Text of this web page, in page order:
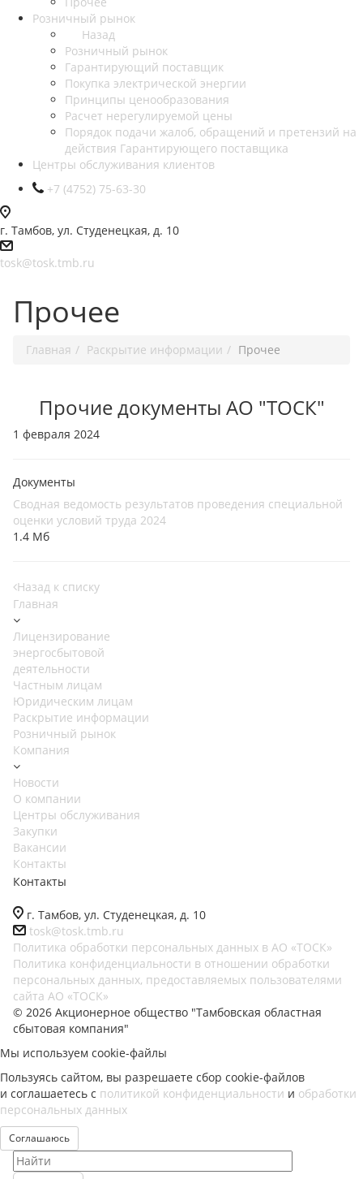
Розничный рынок
Назад
Розничный рынок
Гарантирующий поставщик
Покупка электрической энергии
Принципы ценообразования
Расчет нерегулируемой цены
Порядок подачи жалоб, обращений и претензий на
действия Гарантирующего поставщика
Центры обслуживания клиентов
+7 (4752) 75-63-30
г. Тамбов, ул. Студенецкая, д. 10
tosk@tosk.tmb.ru
Прочее
Главная Раскрытие информации Прочее
Прочие документы АО "ТОСК"
1 февраля 2024
Документы
Сводная ведомость результатов проведения специальной
оценки условий труда 2024
1.4 Мб
Назад к списку
Главная
Лицензирование
энергосбытовой
деятельности
Частным лицам
Юридическим лицам
Раскрытие информации
Розничный рынок
Компания
Новости
О компании
Центры обслуживания
Закупки
Вакансии
Контакты
Контакты
г. Тамбов, ул. Студенецкая, д. 10
tosk@tosk.tmb.ru
Политика обработки персональных данных в АО «ТОСК»
Политика конфиденциальности в отношении обработки
персональных данных, предоставляемых пользователями
сайта АО «ТОСК»
© 2026 Акционерное общество "Тамбовская областная
сбытовая компания"
Мы используем cookie-файлы
Пользуясь сайтом, вы разрешаете сбор cookie-файлов
и соглашаетесь с политикой конфиденциальности и обработки
персональных данных
Соглашаюсь